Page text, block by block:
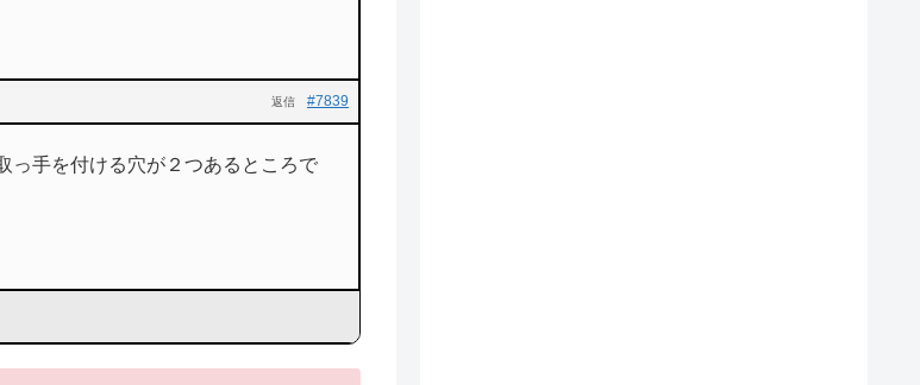
#7839
返信
っ手を付ける穴が２つあるところで